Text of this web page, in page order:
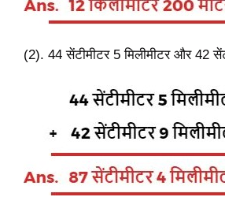
(2). 44 सेंटीमीटर 5 मिलीमीटर और 42